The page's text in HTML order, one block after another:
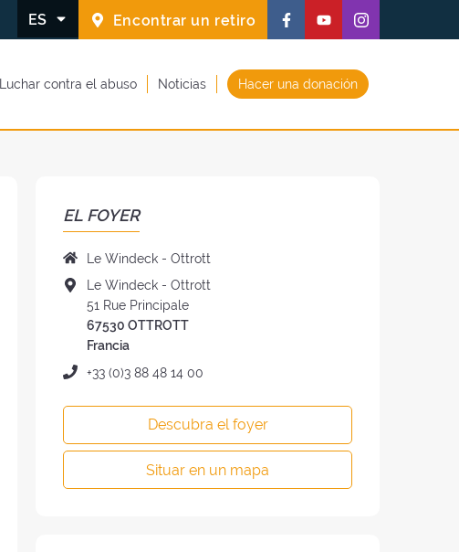
ES Encontrar un retiro
Síguenos
en
(nueva
Síguenos
en
(nueva
Síguenos
en
(nueva
Luchar contra el abuso Noticias Hacer una donación
EL FOYER
Nombre
del
foyer
:
Le Windeck - Ottrott
Dirección
del
foye
:
Le Windeck - Ottrott
51 Rue Principale
67530 OTTROTT
Francia
Teléfono
+33 (0)3 88 48 14 00
Descubra el foyer
Situar en un mapa